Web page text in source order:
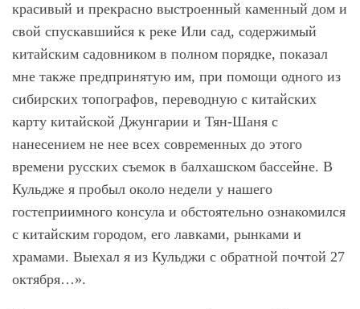
красивый и прекрасно выстроенный каменный дом и
свой спускавшийся к реке Или сад, содержимый
китайским садовником в полном порядке, показал
мне также предпринятую им, при помощи одного из
сибирских топографов, переводную с китайских
карту китайской Джунгарии и Тян-Шаня с
нанесением не нее всех современных до этого
времени русских съемок в балхашском бассейне. В
Кульдже я пробыл около недели у нашего
гостеприимного консула и обстоятельно ознакомился
с китайским городом, его лавками, рынками и
храмами. Выехал я из Кульджи с обратной почтой 27
октября…».